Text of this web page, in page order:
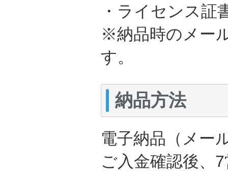
・ライセンス証
※納品時のメー
す。
納品方法
電子納品（メー
ご入金確認後、